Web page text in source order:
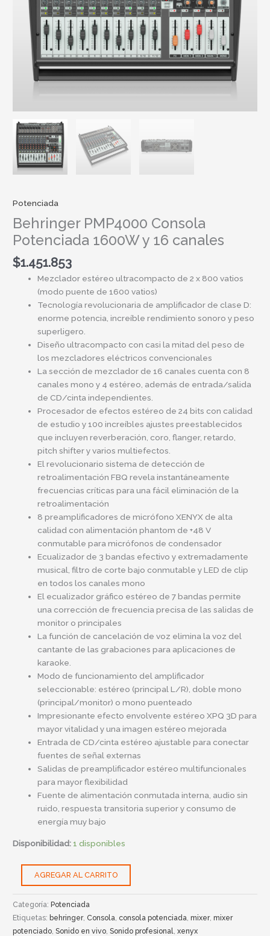
Potenciada
Behringer PMP4000 Consola
Potenciada 1600W y 16 canales
$1.451.853
Mezclador estéreo ultracompacto de 2 x 800 vatios
(modo puente de 1600 vatios)
Tecnología revolucionaria de amplificador de clase D:
enorme potencia, increíble rendimiento sonoro y peso
superligero.
Diseño ultracompacto con casi la mitad del peso de
los mezcladores eléctricos convencionales
La sección de mezclador de 16 canales cuenta con 8
canales mono y 4 estéreo, además de entrada/salida
de CD/cinta independientes.
Procesador de efectos estéreo de 24 bits con calidad
de estudio y 100 increíbles ajustes preestablecidos
que incluyen reverberación, coro, flanger, retardo,
pitch shifter y varios multiefectos.
El revolucionario sistema de detección de
retroalimentación FBQ revela instantáneamente
frecuencias críticas para una fácil eliminación de la
retroalimentación
8 preamplificadores de micrófono XENYX de alta
calidad con alimentación phantom de +48 V
conmutable para micrófonos de condensador
Ecualizador de 3 bandas efectivo y extremadamente
musical, filtro de corte bajo conmutable y LED de clip
en todos los canales mono
El ecualizador gráfico estéreo de 7 bandas permite
una corrección de frecuencia precisa de las salidas de
monitor o principales
La función de cancelación de voz elimina la voz del
cantante de las grabaciones para aplicaciones de
karaoke.
Modo de funcionamiento del amplificador
seleccionable: estéreo (principal L/R), doble mono
(principal/monitor) o mono puenteado
Impresionante efecto envolvente estéreo XPQ 3D para
mayor vitalidad y una imagen estéreo mejorada
Entrada de CD/cinta estéreo ajustable para conectar
fuentes de señal externas
Salidas de preamplificador estéreo multifuncionales
para mayor flexibilidad
Fuente de alimentación conmutada interna, audio sin
ruido, respuesta transitoria superior y consumo de
energía muy bajo
Disponibilidad:1 disponibles
AGREGAR AL CARRITO
Categoría:Potenciada
Etiquetas: behringer, Consola consola potenciada ,mixer,mixer
potenciado ,Sonido en vivo ,Sonido profesional ,xenyx